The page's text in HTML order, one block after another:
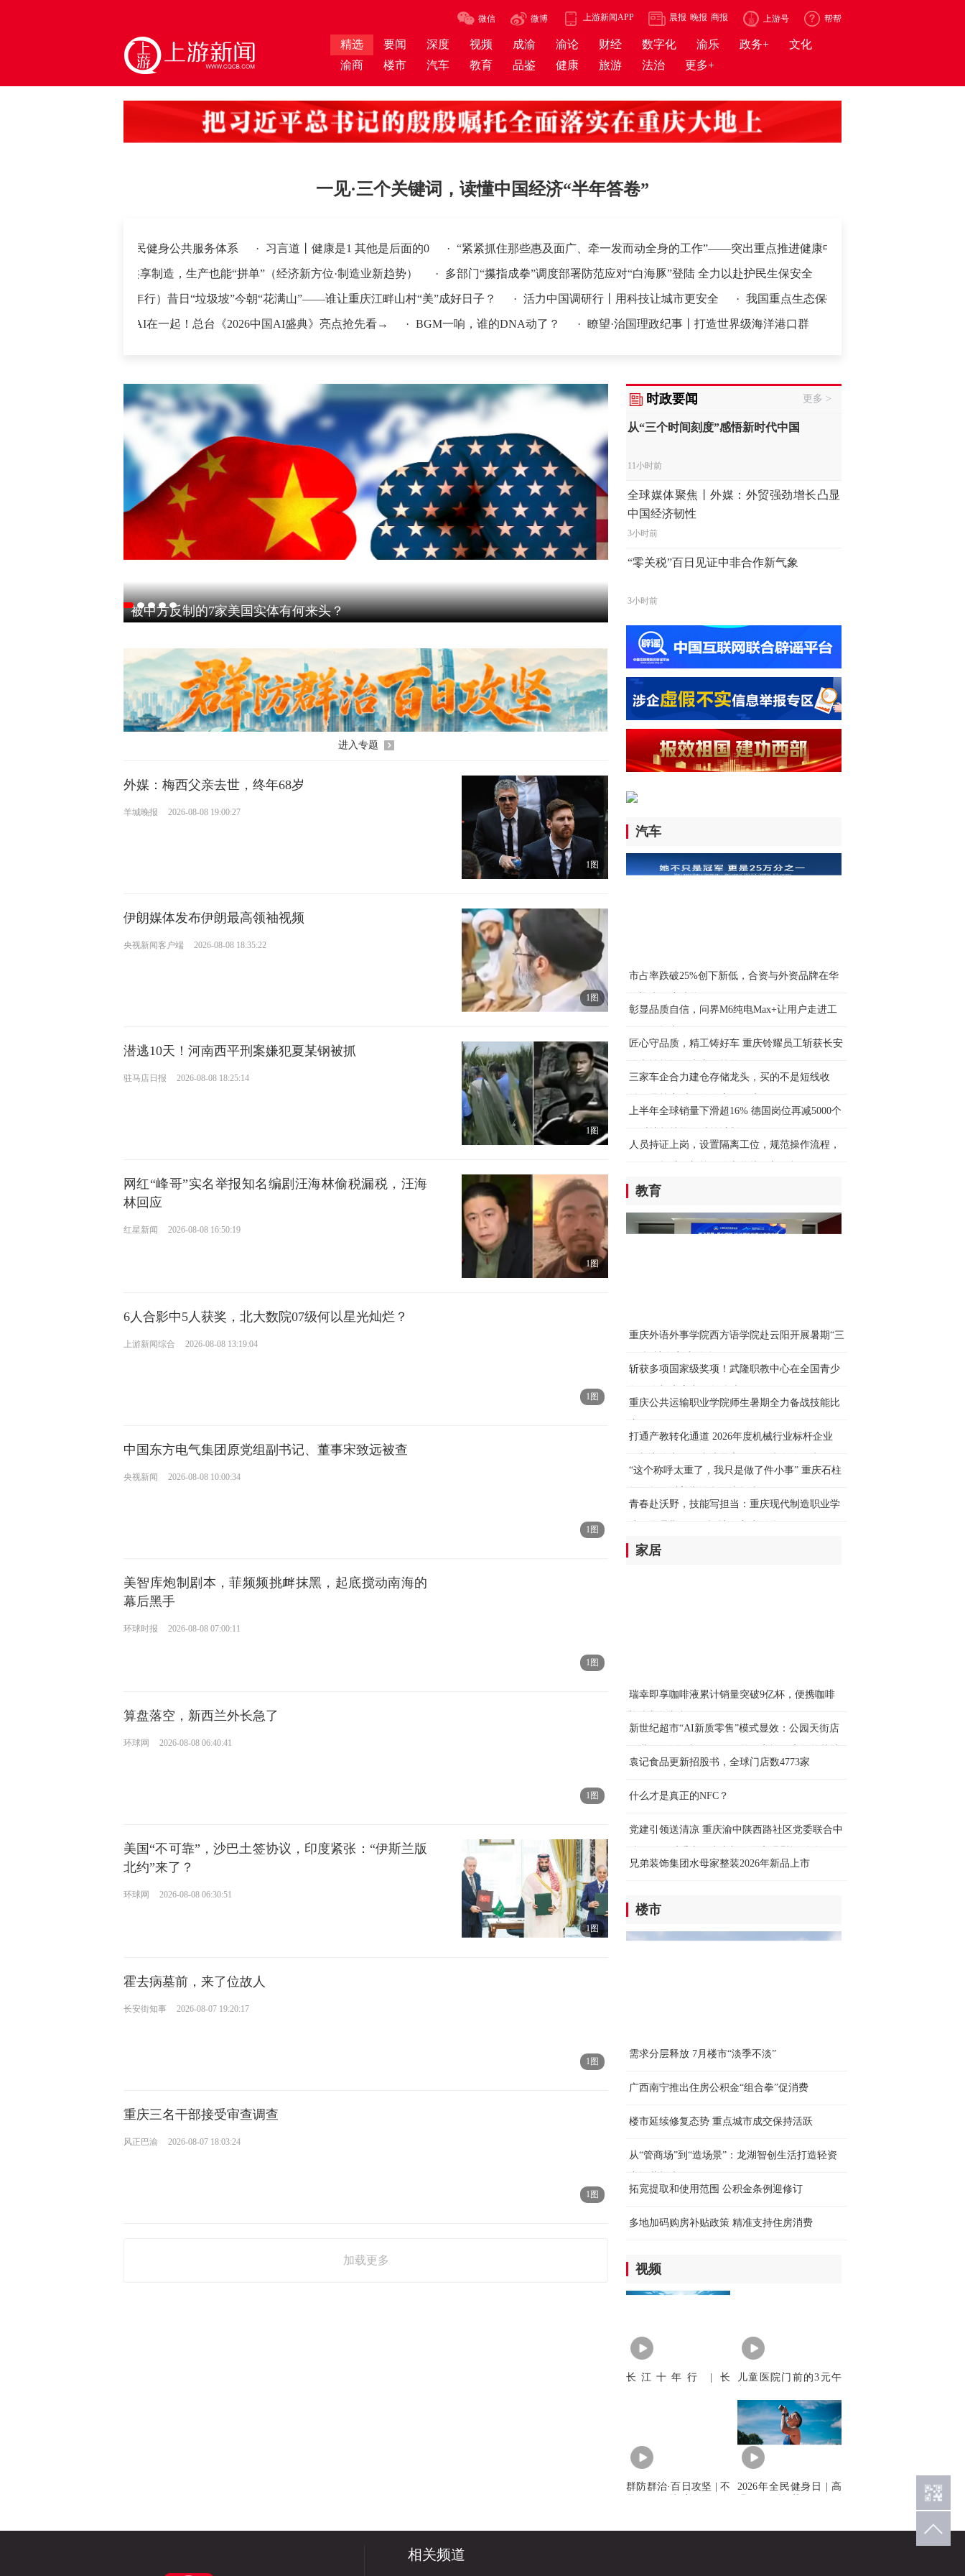
微信 微博 上游新闻APP 晨报 晚报 商报 上游号 帮帮
精选 要闻 深度 视频 成渝 渝论 财经 数字化 渝乐 政务+
文化
渝商
楼市 汽车 教育 品鉴 健康 旅游 法治 更多+
一见·三个关键词，读懂中国经济“半年答卷”
构建更高水平的全民健身公共服务体系 · 习言道丨健康是1 其他是后面的0 · “紧紧抓住那些惠及面广、牵一发而动全身的工作”——突出重点推进健康中国建设观察
共享制造，生产也能“拼单”（经济新方位·制造业新趋势） · 多部门“攥指成拳”调度部署防范应对“白海豚”登陆 全力以赴护民生保安全 · 视频丨全民健身日 南北齐上阵
（长江十年行）昔日“垃圾坡”今朝“花满山”——谁让重庆江畔山村“美”成好日子？ · 活力中国调研行丨用科技让城市更安全 · 我国重点生态保护区域保护成效显著
AI在一起！总台《2026中国AI盛典》亮点抢先看→ · BGM一响，谁的DNA动了？ · 瞭望·治国理政纪事丨打造世界级海洋港口群 · 【凝心聚力 真抓实干 奋力实现“
浙江沿海城市宁波、台州、温州、舟山同时启动防台风Ⅰ级应急响应
进入专题
外媒：梅西父亲去世，终年68岁
羊城晚报 2026-08-08 19:00:27
1图
伊朗媒体发布伊朗最高领袖视频
央视新闻客户端 2026-08-08 18:35:22
1图
潜逃10天！河南西平刑案嫌犯夏某钢被抓
驻马店日报 2026-08-08 18:25:14
1图
网红“峰哥”实名举报知名编剧汪海林偷税漏税，汪海
林回应
红星新闻 2026-08-08 16:50:19
1图
6人合影中5人获奖，北大数院07级何以星光灿烂？
上游新闻综合 2026-08-08 13:19:04
1图
中国东方电气集团原党组副书记、董事宋致远被查
央视新闻 2026-08-08 10:00:34
1图
美智库炮制剧本，菲频频挑衅抹黑，起底搅动南海的
幕后黑手
环球时报 2026-08-08 07:00:11
1图
算盘落空，新西兰外长急了
环球网 2026-08-08 06:40:41
1图
美国“不可靠”，沙巴土签协议，印度紧张：“伊斯兰版
北约”来了？
环球网 2026-08-08 06:30:51
1图
霍去病墓前，来了位故人
长安街知事 2026-08-07 19:20:17
1图
重庆三名干部接受审查调查
风正巴渝 2026-08-07 18:03:24
1图
加载更多
时政要闻 更多 >
上半年我国乡村特色产业全链升级
4小时前
11小时前
全球媒体聚焦丨外媒：外贸强劲增长凸显
3小时前
“零关税”百日见证中非合作新气象
3小时前
视频丨“新疆的交警怎么个个像我妈！”
3小时前
综述丨中国人工智能模型在澳受关注
3小时前
全球@中国丨肯尼亚学者：中非贸易创新
高为非洲经济发展创造新机遇
3小时前
全球媒体聚焦丨美媒：多场景低成本应用
3小时前
视频丨日本在南鸟岛部署反舰导弹 暴露怎
样“再军事化”野心？
3小时前
“中文+”助力尼泊尔培养复合型人才
3小时前
消费新图景丨跨界融合拉长夏日经济消费
4小时前
China Cool盛夏出圈丨来中国“Cool一夏”～
8小时前
力民生改善——“希望引进更多中国经验和
8小时前
蓝厅观察丨美国筑起AI墙：老戏重演激化
全球媒体聚焦丨外媒：美国劳动力市场正
新疆女孩在天津偶遇了一个人，瞬间哭红
8小时前
汽车
市占率跌破25%创下新低，合资与外资品牌在华
彰显品质自信，问界M6纯电Max+让用户走进工
匠心守品质，精工铸好车 重庆铃耀员工斩获长安
三家车企合力建仓存储龙头，买的不是短线收
上半年全球销量下滑超16% 德国岗位再减5000个
人员持证上岗，设置隔离工位，规范操作流程，
教育
重庆外语外事学院西方语学院赴云阳开展暑期“三
斩获多项国家级奖项！武隆职教中心在全国青少
重庆公共运输职业学院师生暑期全力备战技能比
打通产教转化通道 2026年度机械行业标杆企业
“这个称呼太重了，我只是做了件小事” 重庆石柱
青春赴沃野，技能写担当：重庆现代制造职业学
家居
瑞幸即享咖啡液累计销量突破9亿杯，便携咖啡
新世纪超市“AI新质零售”模式显效：公园天街店
袁记食品更新招股书，全球门店数4773家
什么才是真正的NFC？
党建引领送清凉 重庆渝中陕西路社区党委联合中
兄弟装饰集团水母家整装2026年新品上市
楼市
需求分层释放 7月楼市“淡季不淡”
广西南宁推出住房公积金“组合拳”促消费
楼市延续修复态势 重点城市成交保持活跃
从“管商场”到“造场景”：龙湖智创生活打造轻资
拓宽提取和使用范围 公积金条例迎修订
多地加码购房补贴政策 精准支持住房消费
视频
长江十年行 | 长
儿童医院门前的3元午
一份温暖
群防群治·百日攻坚 | 不
2026年全民健身日 | 高
相关频道